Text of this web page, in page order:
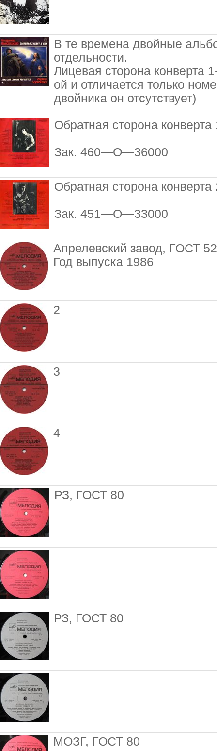
В те времена двойные
отдельности.
Лицевая сторона конверта
ой и отличается только
двойника он отсутствует)
Обратная сторона конверта
Зак. 460—О—36000
Обратная сторона конверта
Зак. 451—О—33000
Апрелевский завод, ГОСТ
Год выпуска 1986
2
3
4
РЗ, ГОСТ 80
РЗ, ГОСТ 80
МОЗГ, ГОСТ 80